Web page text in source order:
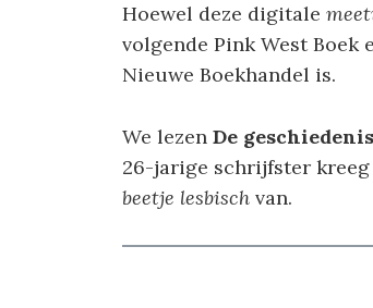
Hoewel deze digitale
volgende Pink West Boek
Nieuwe Boekhandel is.
We lezen De
26-jarige schrijfster kreeg
beetje lesbisch van.